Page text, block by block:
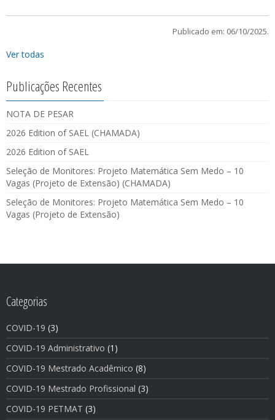
Publicado em: 06/10/2025.
Ver todas
Publicações Recentes
NOTA DE PESAR
2026 Edition of SAEL (CHAMADA)
2026 Edition of SAEL
Seleção de Monitores: Projeto Matemática Sem Medo – 10
Vagas (Projeto de Extensão) (CHAMADA)
Seleção de Monitores: Projeto Matemática Sem Medo – 10
Vagas (Projeto de Extensão)
Categorias
COVID-19 (3)
COVID-19 Administrativo (1)
COVID-19 Mestrado Acadêmico (8)
COVID-19 Mestrado Profissional (3)
COVID-19 PETMAT (3)